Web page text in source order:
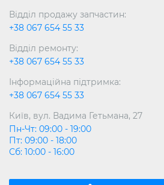
Відділ продажу запчастин:
+38 067 654 55 33
Відділ ремонту:
+38 067 654 55 33
Інформаційна підтримка:
+38 067 654 55 33
Київ, вул. Вадима Гетьмана, 27
Пн-Чт: 09:00 - 19:00
Пт: 09:00 - 18:00
Сб: 10:00 - 16:00